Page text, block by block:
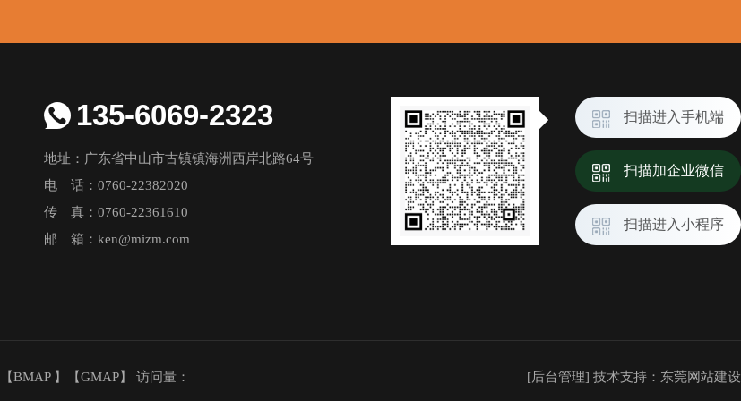
135-6069-2323
地址：广东省中山市古镇镇海洲西岸北路64号
电 话：0760-22382020
传 真：0760-22361610
邮 箱：ken@mizm.com
扫描进入手机端
扫描加企业微信
扫描进入小程序
【BMAP】【GMAP】 访问量： [后台管理] 技术支持： 东莞网站建设